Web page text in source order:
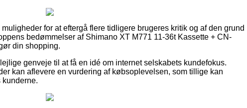
for at eftergå flere tidligere brugeres kritik og af den grund
bedømmelser af Shimano XT M771 11-36t Kassette + CN-
din shopping.
genveje til at få en idé om internet selskabets kundefokus.
kan aflevere en vurdering af købsoplevelsen, som tillige kan
kunderne.